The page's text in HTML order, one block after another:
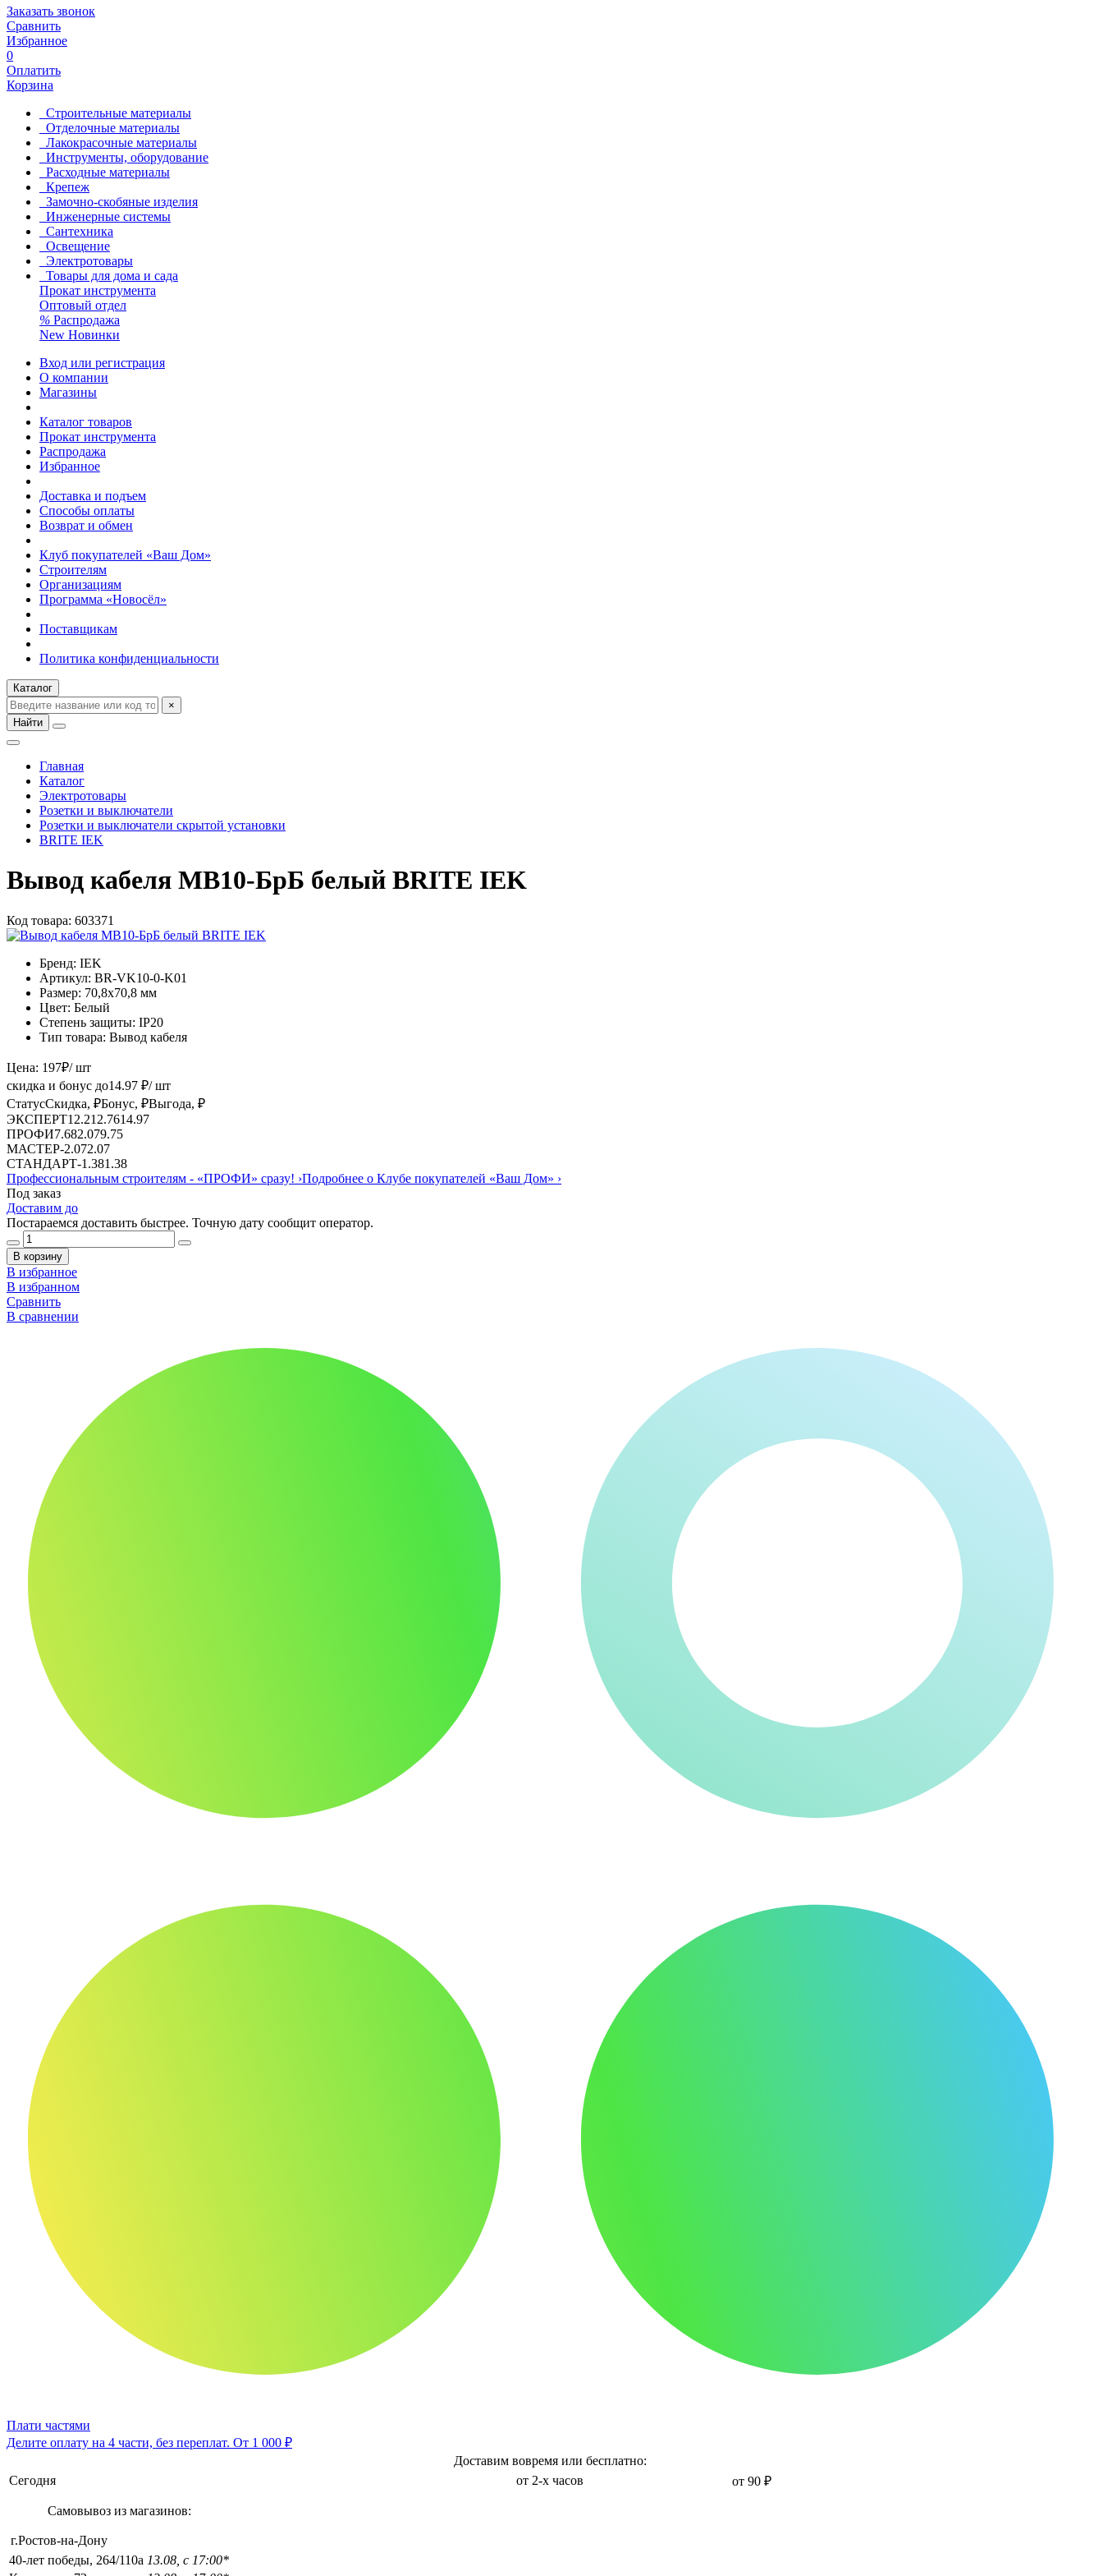
Заказать звонок
Сравнить
Избранное
0
Оплатить
Корзина
Строительные материалы
Отделочные материалы
Лакокрасочные материалы
Инструменты, оборудование
Расходные материалы
Крепеж
Замочно-скобяные изделия
Инженерные системы
Сантехника
Освещение
Электротовары
Товары для дома и сада
Прокат инструмента
Оптовый отдел
% Распродажа
New Новинки
Вход или регистрация
О компании
Магазины
Каталог товаров
Прокат инструмента
Распродажа
Избранное
Доставка и подъем
Способы оплаты
Возврат и обмен
Клуб покупателей «Ваш Дом»
Строителям
Организациям
Программа «Новосёл»
Поставщикам
Политика конфиденциальности
Каталог
×
Найти
Главная
Каталог
Электротовары
Розетки и выключатели
Розетки и выключатели скрытой установки
BRITE IEK
Вывод кабеля МВ10-БрБ белый BRITE IEK
Код товара: 603371
Бренд: IEK
Артикул: BR-VK10-0-K01
Размер: 70,8х70,8 мм
Цвет: Белый
Степень защиты: IP20
Тип товара: Вывод кабеля
Цена: 197₽/ шт
скидка и бонус до14.97 ₽/ шт
СтатусСкидка, ₽Бонус, ₽Выгода, ₽
ЭКСПЕРТ12.21 2.7614.97
ПРОФИ7.682.079.75
МАСТЕР-2.072.07
СТАНДАРТ-1.381.38
Профессиональным строителям - «ПРОФИ» сразу! ›Подробнее о Клубе покупателей «Ваш Дом» ›
Под заказ
Доставим до
Постараемся доставить быстрее. Точную дату сообщит оператор.
В корзину
В избранное
В избранном
Сравнить
В сравнении
Плати частями
Делите оплату на 4 части, без переплат. От 1 000 ₽
Доставим вовремя или бесплатно:
Сегодня
от 2-х часов от 90 ₽
Самовывоз из магазинов:
г.Ростов-на-Дону
40-лет победы, 264/110а 13.08, с 17:00*